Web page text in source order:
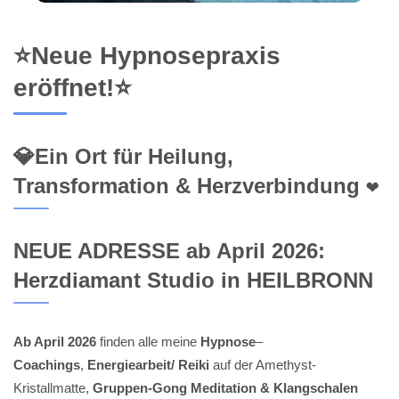
⭐Neue Hypnosepraxis
eröffnet!⭐
💎Ein Ort für Heilung,
Transformation & Herzverbindung ❤️
NEUE ADRESSE ab April 2026:
Herzdiamant Studio in HEILBRONN
Ab April 2026 finden alle meine Hypnose–
Coachings, Energiearbeit/ Reiki auf der Amethyst-
Kristallmatte, Gruppen-Gong Meditation & Klangschalen